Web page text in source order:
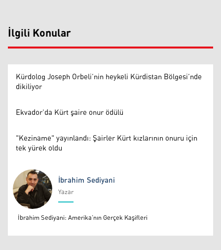
İlgili Konular
Kürdolog Joseph Orbeli’nin heykeli Kürdistan Bölgesi’nde
dikiliyor
Ekvador’da Kürt şaire onur ödülü
"Keziname" yayınlandı: Şairler Kürt kızlarının onuru için
tek yürek oldu
İbrahim Sediyani
İbrahim Sediyani
Yazar
İbrahim Sediyani: Amerika’nın Gerçek Kaşifleri